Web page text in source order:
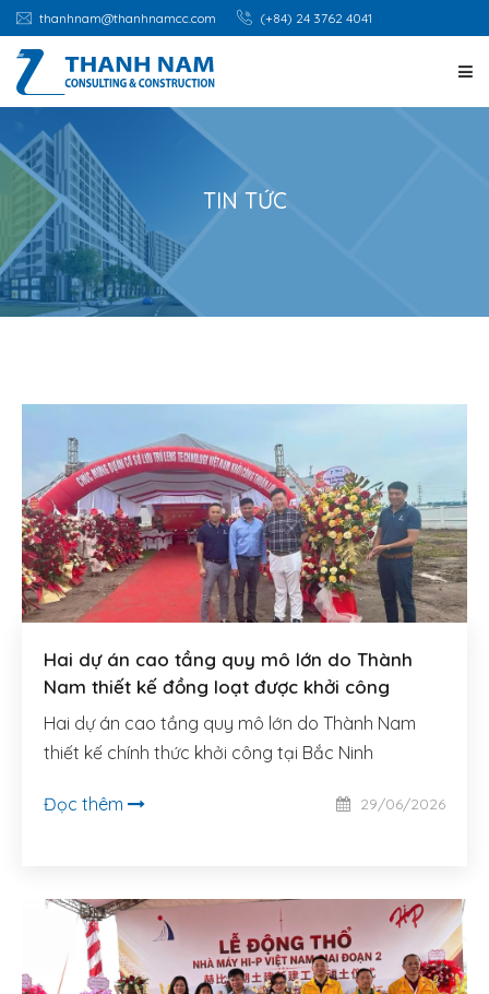
thanhnam@thanhnamcc.com (+84) 24 3762 4041
TRANG CHỦ
GIỚI THIỆU
DỊCH VỤ
DỰ ÁN
TIN TỨC
LIÊN HỆ
TIẾNG VIỆT
TIN TỨC
Hai dự án cao tầng quy mô lớn do Thành
Nam thiết kế đồng loạt được khởi công
Hai dự án cao tầng quy mô lớn do Thành Nam
thiết kế chính thức khởi công tại Bắc Ninh
Đọc thêm 29/06/2026